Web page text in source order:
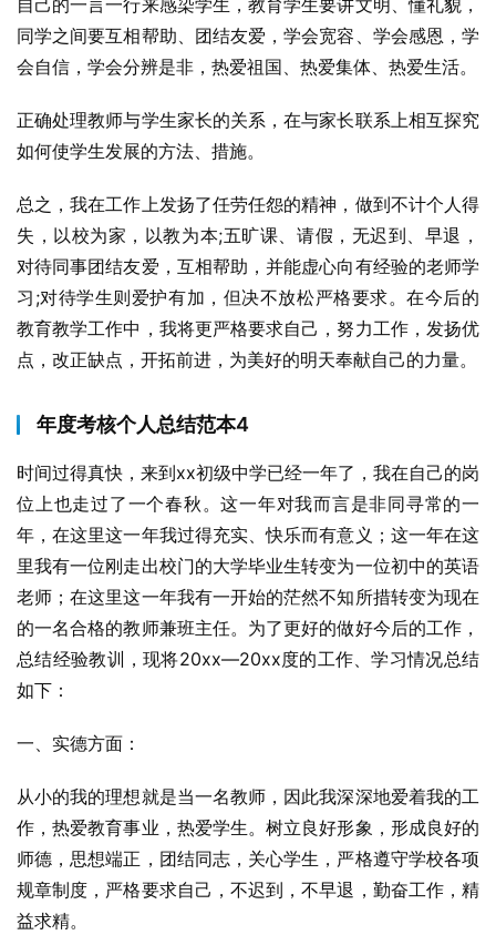
自己的一言一行来感染学生，教育学生要讲文明、懂礼貌，
同学之间要互相帮助、团结友爱，学会宽容、学会感恩，学
会自信，学会分辨是非，热爱祖国、热爱集体、热爱生活。
正确处理教师与学生家长的关系，在与家长联系上相互探究
如何使学生发展的方法、措施。
总之，我在工作上发扬了任劳任怨的精神，做到不计个人得
失，以校为家，以教为本;五旷课、请假，无迟到、早退，
对待同事团结友爱，互相帮助，并能虚心向有经验的老师学
习;对待学生则爱护有加，但决不放松严格要求。在今后的
教育教学工作中，我将更严格要求自己，努力工作，发扬优
点，改正缺点，开拓前进，为美好的明天奉献自己的力量。
年度考核个人总结范本4
时间过得真快，来到xx初级中学已经一年了，我在自己的岗
位上也走过了一个春秋。这一年对我而言是非同寻常的一
年，在这里这一年我过得充实、快乐而有意义；这一年在这
里我有一位刚走出校门的大学毕业生转变为一位初中的英语
老师；在这里这一年我有一开始的茫然不知所措转变为现在
的一名合格的教师兼班主任。为了更好的做好今后的工作，
总结经验教训，现将20xx—20xx度的工作、学习情况总结
如下：
一、实德方面：
从小的我的理想就是当一名教师，因此我深深地爱着我的工
作，热爱教育事业，热爱学生。树立良好形象，形成良好的
师德，思想端正，团结同志，关心学生，严格遵守学校各项
规章制度，严格要求自己，不迟到，不早退，勤奋工作，精
益求精。